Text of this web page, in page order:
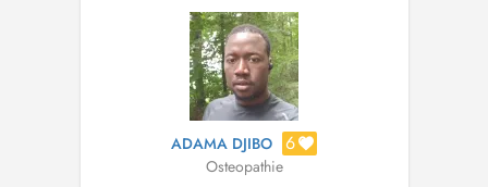
pratique une ostéopathie fondée sur une
approche clinique et basée sur l...
ADAMA DJIBO 6
Osteopathie